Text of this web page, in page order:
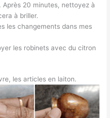
20 minutes, nettoyez à
à briller.
les changements dans mes
les robinets avec du citron
les articles en laiton.